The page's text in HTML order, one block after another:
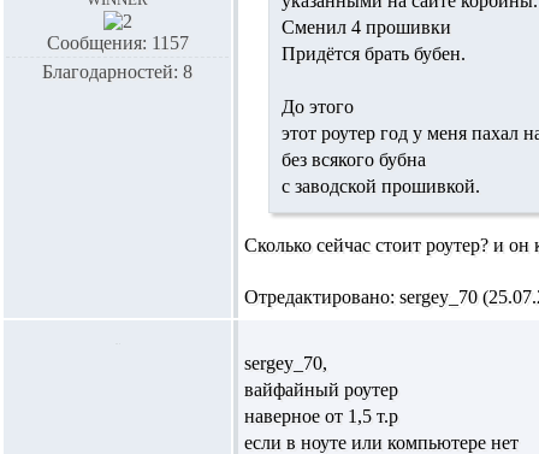
Сообщения: 1157
Благодарностей: 8
Сменил 4 прошивки
Придётся брать бубен.
До этого
этот роутер год у меня пахал
без всякого бубна
с заводской прошивкой.
Сколько сейчас стоит роутер? и
Отредактировано: sergey_70
sergey_70,
вайфайный роутер
наверное от 1,5 т.р
если в ноуте или компьютере нет